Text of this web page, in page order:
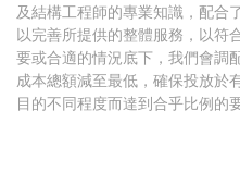
及結構工程師的專業知識，配合
以完善所提供的整體服務，以符
要或合適的情況底下，我們會調
成本總額減至最低，確保投放於
目的不同程度而達到合乎比例的要